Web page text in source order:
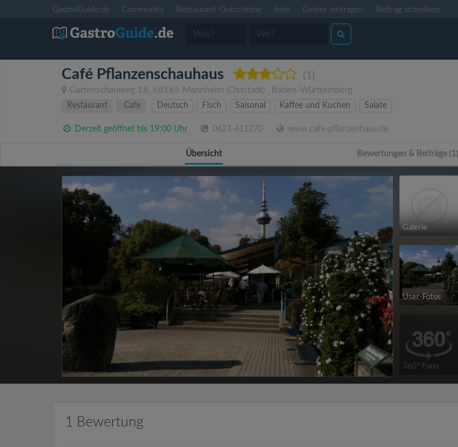
GastroGuide.de Community Restaurant-Gutscheine Jobs Gastro eintragen Beitrag schreiben
Café Pflanzenschauhaus (1)
Gartenschauweg 18, 68165 Mannheim (Oststadt) , Baden-Württemberg
Restaurant
Cafe Deutsch Fisch Saisonal Kaffee und Kuchen Salate
Derzeit geöffnet bis 19:00 Uhr 0621 411270 www.cafe-pflanzenhaus.de
Übersicht Bewertungen & Beiträge (1)
Galerie
User-Fotos
360° Pano
1 Bewertung